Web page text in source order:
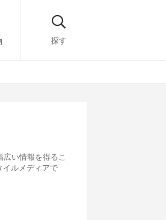
探す
い情報を得るこ
イルメディアで